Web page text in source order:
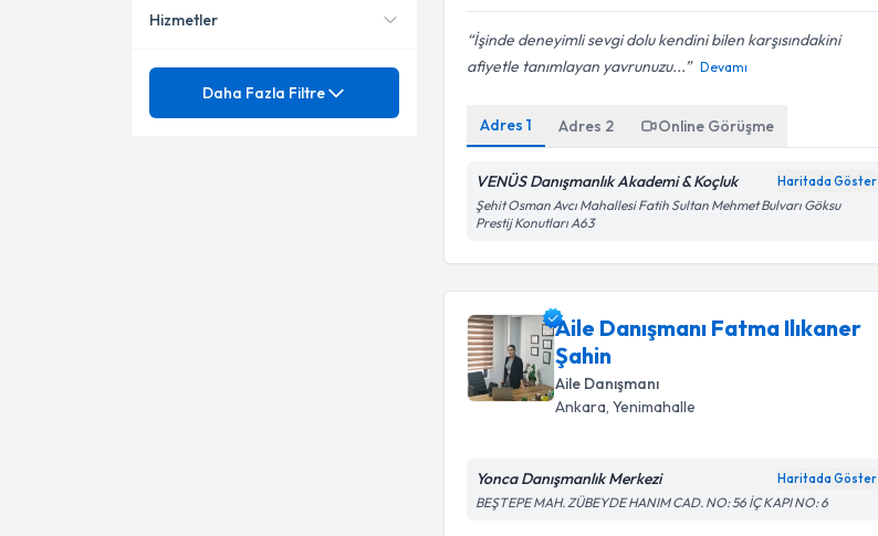
İşinde deneyimli sevgi dolu kendini bilen karşısındakini
afiyetle tanımlayan yavrunuzu...
Devamı
Adres1 Adres 2 Online Görüşme
VENÜS Danışmanlık Akademi & Koçluk Haritada Göster
Şehit Osman Avcı Mahallesi Fatih Sultan Mehmet Bulvarı Göksu
Prestij Konutları A63
Aile Danışmanı Fatma Ilıkaner
Şahin
Aile Danışmanı
Ankara , Yenimahalle
Yonca Danışmanlık Merkezi Haritada Göster
BEŞTEPE MAH. ZÜBEYDE HANIM CAD. NO: 56 İÇ KAPI NO: 6
Aile Danışmanı
Acı ile başa çıkmak
Hizmetler
Ünvan
Daha Fazla Filtre